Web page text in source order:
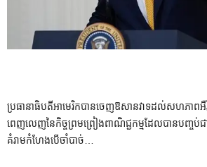
ប្រធានាធិបតី​អាមេរិក​បាន​ចេញ​ឱសានវាទ​ដល់​សហភាព​អឺរ៉ុ
ពេញលេញ​នៃ​កិច្ចព្រមព្រៀង​ពាណិជ្ជកម្ម​ដែល​បាន​បញ្ចប់​
គំរាម​កំហែង​បើ​ចាំបាច់​…